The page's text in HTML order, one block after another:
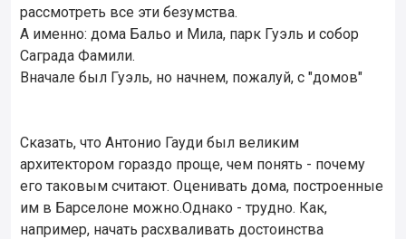
рассмотреть все эти безумства.
А именно: дома Бальо и Мила, парк Гуэль и собор
Саграда Фамили.
Вначале был Гуэль, но начнем, пожалуй, с "домов"
Сказать, что Антонио Гауди был великим
архитектором гораздо проще, чем понять - почему
его таковым считают. Оценивать дома, построенные
им в Барселоне можно.Однако - трудно. Как,
например, начать расхваливать достоинства